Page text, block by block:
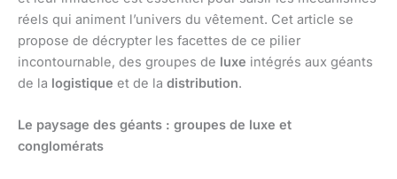
réels qui animent l’univers du vêtement. Cet article se
propose de décrypter les facettes de ce pilier
incontournable, des groupes de luxe intégrés aux géants
de la logistique et de la distribution.
Le paysage des géants : groupes de luxe et
conglomérats